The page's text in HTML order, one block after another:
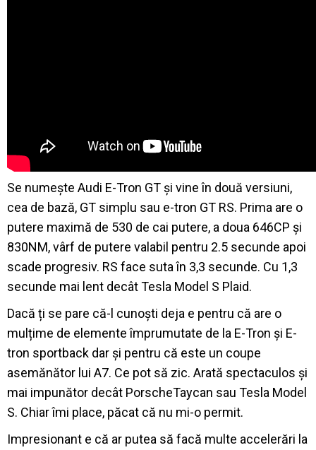
Se numește Audi E-Tron GT și vine în două versiuni,
cea de bază, GT simplu sau e-tron GT RS. Prima are o
putere maximă de 530 de cai putere, a doua 646CP și
830NM, vârf de putere valabil pentru 2.5 secunde apoi
scade progresiv. RS face suta în 3,3 secunde. Cu 1,3
secunde mai lent decât Tesla Model S Plaid.
Dacă ți se pare că-l cunoști deja e pentru că are o
mulțime de elemente împrumutate de la E-Tron și E-
tron sportback dar și pentru că este un coupe
asemănător lui A7. Ce pot să zic. Arată spectaculos și
mai impunător decât PorscheTaycan sau Tesla Model
S. Chiar îmi place, păcat că nu mi-o permit.
Impresionant e că ar putea să facă multe accelerări la